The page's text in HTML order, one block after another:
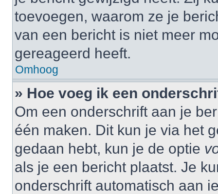
toevoegen, waarom ze je
van een bericht is niet meer
gereageerd heeft.
Omhoog
» Hoe voeg ik een
Om een onderschrift aan je
één maken. Dit kun je via het
gedaan hebt, kun je de optie
als je een bericht plaatst. Je
onderschrift automatisch aan